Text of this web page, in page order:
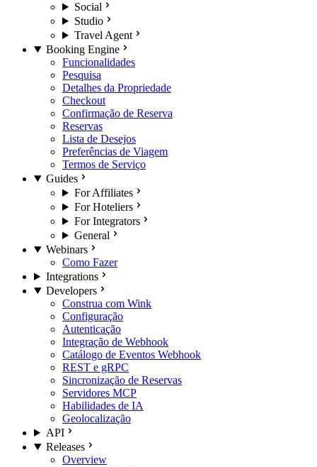
Social
Studio
Travel Agent
Booking Engine
Funcionalidades
Pesquisa
Detalhes da Propriedade
Checkout
Confirmação de Reserva
Reservas
Lista de Desejos
Preferências de Viagem
Termos de Serviço
Guides
For Affiliates
For Hoteliers
For Integrators
General
Webinars
Como Fazer
Integrations
Developers
Construa com Wink
Configuração
Autenticação
Integração de Webhook
Catálogo de Eventos Webhook
REST e gRPC
Sincronização de Reservas
Servidores MCP
Habilidades de IA
Geolocalização
API
Releases
Overview